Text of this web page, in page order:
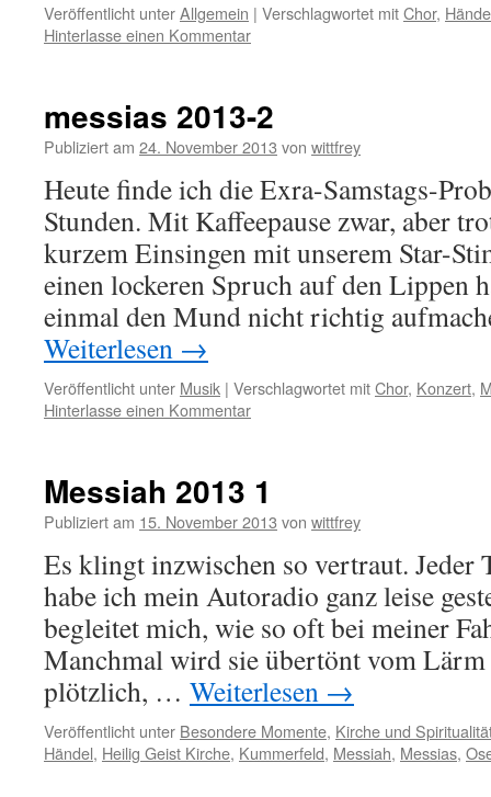
Veröffentlicht unterAllgemein | Verschlagwortet mitChor,
Hinterlasse einen Kommentar
messias 2013-2
Publiziert am 24. November 2013 von wittfrey
Heute finde ich die Exra-Samstags-
Stunden. Mit Kaffeepause zwar, aber
kurzem Einsingen mit unserem Star-
einen lockeren Spruch auf den Lippen
einmal den Mund nicht richtig
Weiterlesen →
Veröffentlicht unter Musik | Verschlagwortet mitChor, Konzert,
Hinterlasse einen Kommentar
Messiah 2013 1
Publiziert am 15. November 2013 von wittfrey
Es klingt inzwischen so vertraut. Jeder
habe ich mein Autoradio ganz leise
begleitet mich, wie so oft bei meiner
Manchmal wird sie übertönt vom Lärm
plötzlich, … Weiterlesen →
Veröffentlicht unter Besondere Momente, Kirche und
Händel, Heilig Geist Kirche, Kummerfeld, Messiah, Messias,